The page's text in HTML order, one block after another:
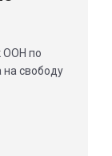
ООН по
на свободу